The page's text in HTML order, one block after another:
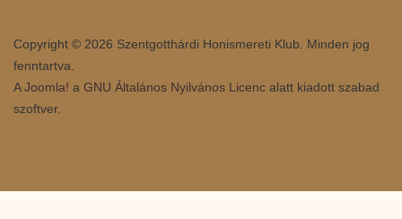
Copyright © 2026 Szentgotthárdi Honismereti Klub. Minden jog
fenntartva.
AJoomla! a GNU Általános Nyilvános Licenc alatt kiadott szabad
szoftver.